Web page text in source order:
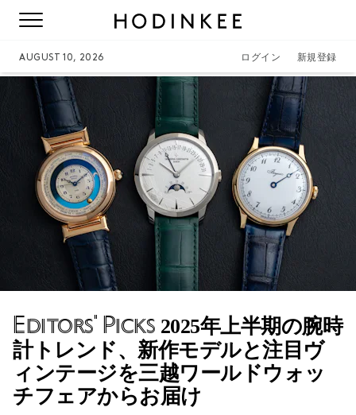
AUGUST 10, 2026 ログイン 新規登録
Editors' Picks 2025年上半期の腕時
計トレンド、新作モデルと注目ヴ
ィンテージを三越ワールドウォッ
チフェアからお届け